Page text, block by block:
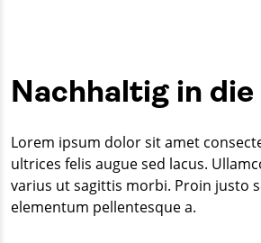
Nachhaltig in die
Lorem ipsum dolor sit amet
ultrices felis augue sed lacus.
varius ut sagittis morbi. Proin justo
elementum pellentesque a.